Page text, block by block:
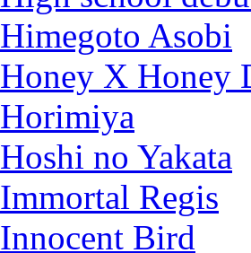
Himegoto Asobi
Honey X Honey
Horimiya
Hoshi no Yakata
Immortal Regis
Innocent Bird